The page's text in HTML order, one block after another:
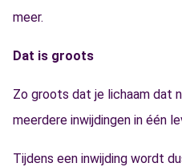
meer.
Dat is groots
Zo groots dat je lichaam dat
meerdere inwijdingen in één
Tijdens een inwijding wordt